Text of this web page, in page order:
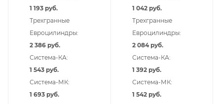
1 193 руб.
Трехгранные
Евроцилиндры:
2 386 руб.
Система-КА:
1 543 руб.
Система-МК:
1 693 руб.
1 042 руб.
Трехгранные
Евроцилиндры:
2 084 руб.
Система-КА:
1 392 руб.
Система-МК:
1 542 руб.